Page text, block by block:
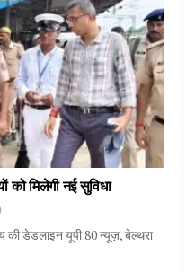
को मिलेगी नई सुविधा
की डेडलाइन यूपी 80 न्यूज़, बेल्थरा